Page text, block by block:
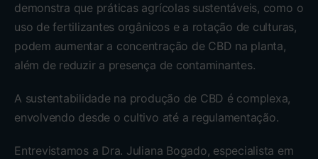
demonstra que práticas agrícolas sustentáveis, como o
uso de fertilizantes orgânicos e a rotação de culturas,
podem aumentar a concentração de CBD na planta,
além de reduzir a presença de contaminantes.
A sustentabilidade na produção de CBD é complexa,
envolvendo desde o cultivo até a regulamentação.
Entrevistamos a Dra. Juliana Bogado, especialista em